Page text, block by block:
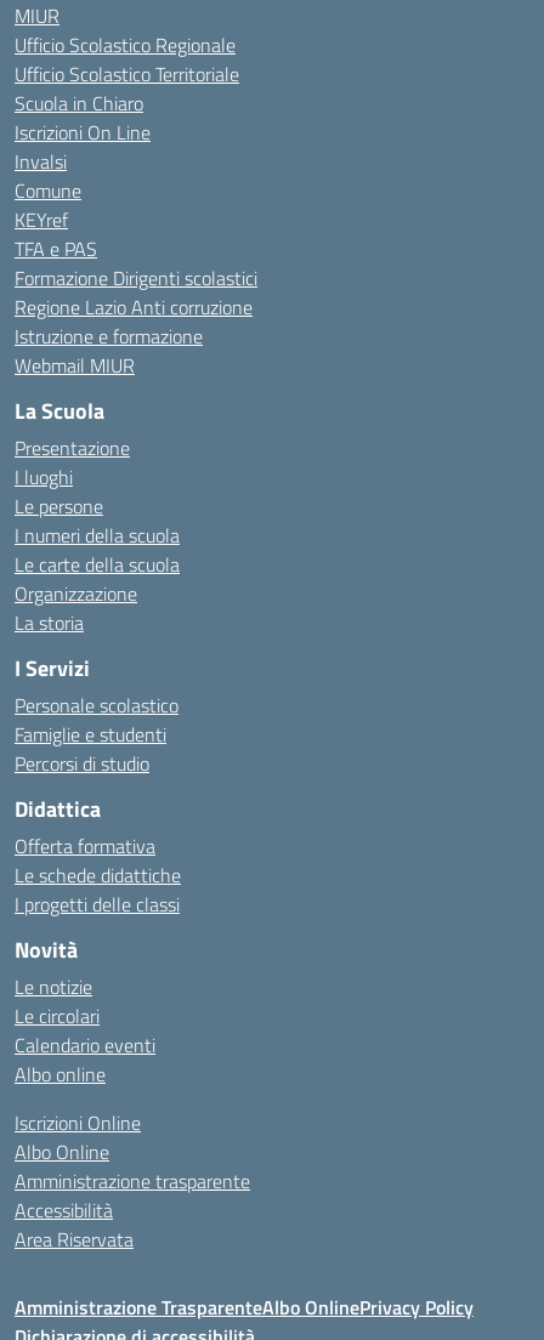
MIUR
Ufficio Scolastico Regionale
Ufficio Scolastico Territoriale
Scuola in Chiaro
Iscrizioni On Line
Invalsi
Comune
KEYref
TFA e PAS
Formazione Dirigenti scolastici
Regione Lazio Anti corruzione
Istruzione e formazione
Webmail MIUR
La Scuola
Presentazione
I luoghi
Le persone
I numeri della scuola
Le carte della scuola
Organizzazione
La storia
I Servizi
Personale scolastico
Famiglie e studenti
Percorsi di studio
Didattica
Offerta formativa
Le schede didattiche
I progetti delle classi
Novità
Le notizie
Le circolari
Calendario eventi
Albo online
Iscrizioni Online
Albo Online
Amministrazione trasparente
Accessibilità
Area Riservata
Amministrazione TrasparenteAlbo OnlinePrivacy Policy